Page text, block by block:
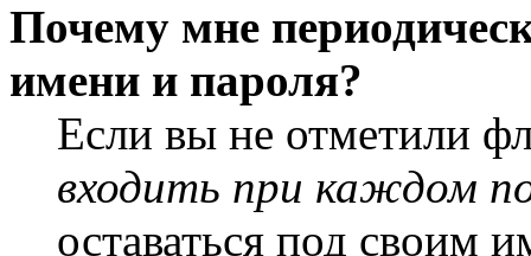
Почему мне
имени и пароля?
Если вы не отметили
входить при каждом
оставаться под своим